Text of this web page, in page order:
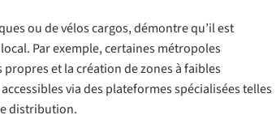
ou de vélos cargos, démontre qu’il est
Par exemple, certaines métropoles
et la création de zones à faibles
via des plateformes spécialisées telles
distribution.